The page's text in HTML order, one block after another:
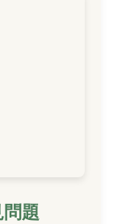
題